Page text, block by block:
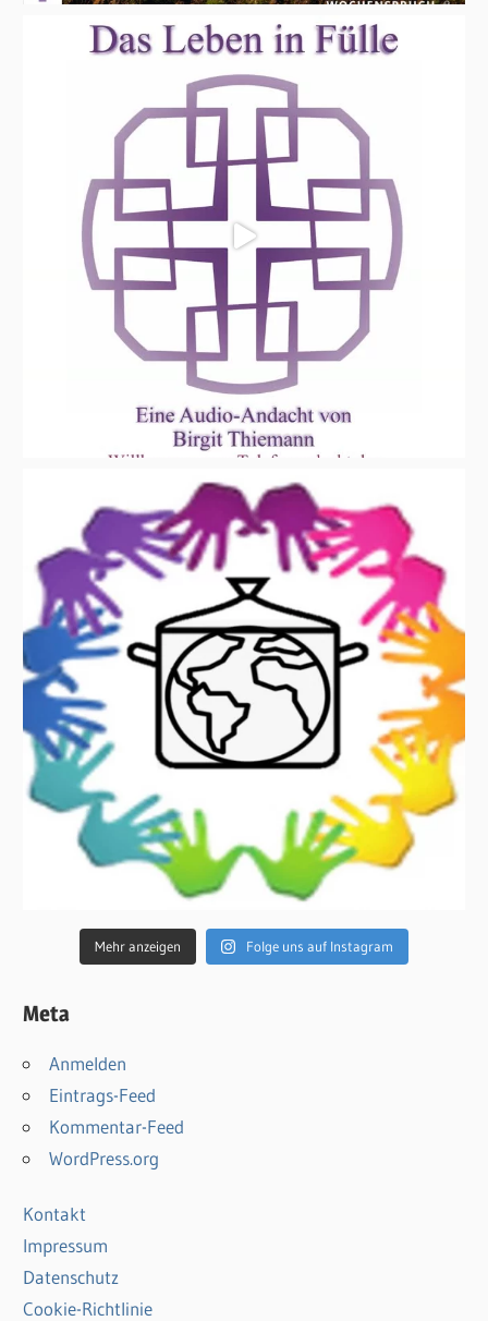
Mehr anzeigen Folge uns auf Instagram
Meta
Anmelden
Eintrags-Feed
Kommentar-Feed
WordPress.org
Kontakt
Impressum
Datenschutz
Cookie-Richtlinie